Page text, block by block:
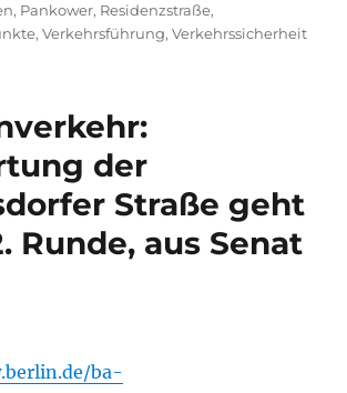
, Pankower, Residenzstraße,
,Verkehrsführung,Verkehrssicherheit
der
Straße geht
Runde, aus Senat
ba-